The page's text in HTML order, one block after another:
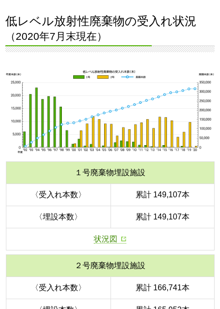
低レベル放射性廃棄物の受入れ状況
（2020年7月末現在）
１号廃棄物埋設施設
〈受入れ本数〉 累計 149,107本
〈埋設本数〉 累計 149,107本
状況図
２号廃棄物埋設施設
〈受入れ本数〉 累計 166,741本